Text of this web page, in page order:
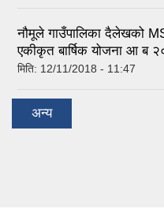
नौमूले गाउँपालिका दैलेखको
एकीकृत बार्षिक योजना आ ब
मिति: 12/11/2018 - 11:47
अन्य